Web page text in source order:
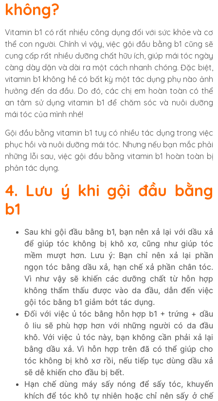
không?
Vitamin b1 có rất nhiều công dụng đối với sức khỏe và cơ
thể con người. Chính vì vậy, việc gội đầu bằng b1 cũng sẽ
cung cấp rất nhiều dưỡng chất hữu ích, giúp mái tóc ngày
càng dày dặn và dài ra một cách nhanh chóng. Đặc biệt,
vitamin b1 không hề có bất kỳ một tác dụng phụ nào ảnh
hưởng đến da đầu. Do đó, các chị em hoàn toàn có thể
an tâm sử dụng vitamin b1 để chăm sóc và nuôi dưỡng
mái tóc của mình nhé!
Gội đầu bằng vitamin b1 tuy có nhiều tác dụng trong việc
phục hồi và nuôi dưỡng mái tóc. Nhưng nếu bạn mắc phải
những lỗi sau, việc gội đầu bằng vitamin b1 hoàn toàn bị
phản tác dụng.
4. Lưu ý khi gội đầu bằng
b1
Sau khi gội đầu bằng b1, bạn nên xả lại với dầu xả
để giúp tóc không bị khô xơ, cũng như giúp tóc
mềm mượt hơn. Lưu ý: Bạn chỉ nên xả lại phần
ngọn tóc bằng dầu xả, hạn chế xả phần chân tóc.
Vì như vậy sẽ khiến các dưỡng chất từ hỗn hợp
không thẩm thấu được vào da đầu, dẫn đến việc
gội tóc bằng b1 giảm bớt tác dụng.
Đối với việc ủ tóc bằng hỗn hợp b1 + trứng + dầu
ô liu sẽ phù hợp hơn với những người có da đầu
khô. Với việc ủ tóc này, bạn không cần phải xả lại
bằng dầu xả. Vì hỗn hợp trên đã có thể giúp cho
tóc không bị khô xơ rồi, nếu tiếp tục dùng dầu xả
sẽ dễ khiến cho đầu bị bết.
Hạn chế dùng máy sấy nóng để sấy tóc, khuyến
khích để tóc khô tự nhiên hoặc chỉ nên sấy ở chế